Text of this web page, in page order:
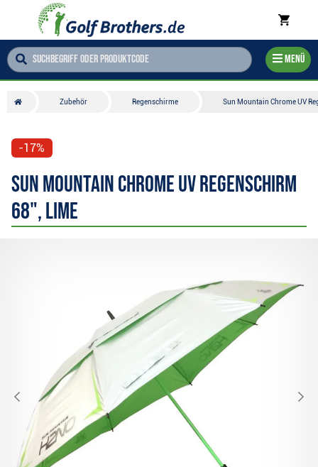
Menü
Zubehör Regenschirme Sun Mountain Chrome UV
-17%
Sun Mountain Chrome UV Regenschirm
68", lime